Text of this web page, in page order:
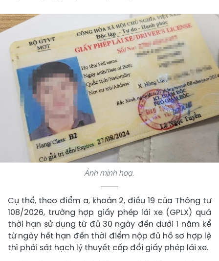
Ảnh minh hoạ.
Cụ thể, theo điểm a, khoản 2, điều 19 của Thông tư
108/2026, trường hợp giấy phép lái xe (GPLX) quá
thời hạn sử dụng từ đủ 30 ngày đến dưới 1 năm kể
từ ngày hết hạn đến thời điểm nộp đủ hồ sơ hợp lệ
thì phải sát hạch lý thuyết cấp đổi giấy phép lái xe.